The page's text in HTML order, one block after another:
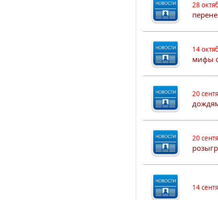
28
14
мифы
20
20
14